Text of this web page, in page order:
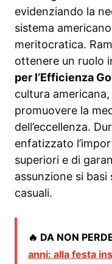
evidenziando la
sistema
meritocratica.
ottenere un ruolo
per l’Efficienza
cultura
promuovere la
dell’eccellenza.
enfatizzato
superiori e di
assunzione si
casuali.
🔥 DA NON
anni: alla festa